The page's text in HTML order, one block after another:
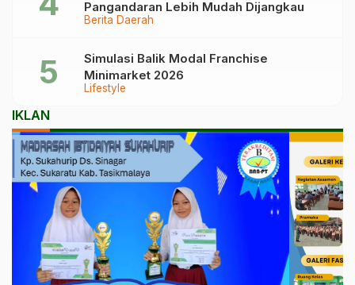
Berita Daerah
Pangandaran Lebih Mudah Dijangkau
Lifestyle
Simulasi Balik Modal Franchise
Minimarket 2026
IKLAN